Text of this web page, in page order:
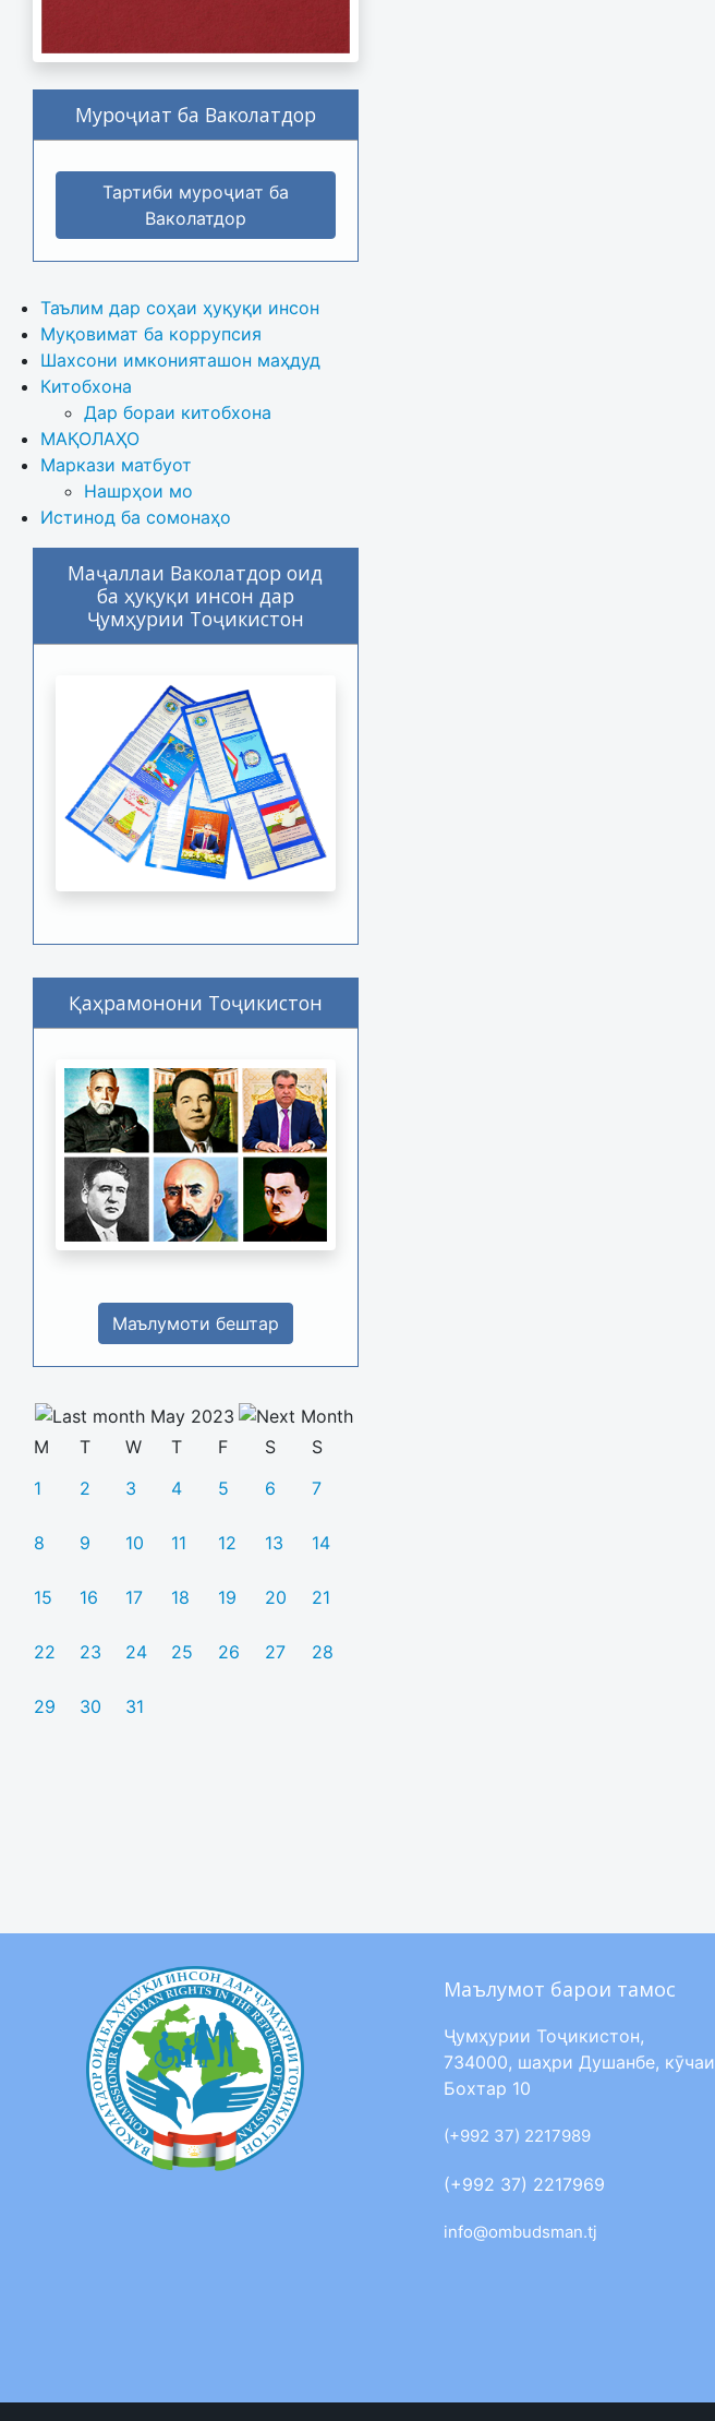
Муроҷиат ба Ваколатдор
Тартиби муроҷиат ба
Ваколатдор
Таълим дар соҳаи ҳуқуқи инсон
Муқовимат ба коррупсия
Шахсони имконияташон маҳдуд
Китобхона
Дар бораи китобхона
МАҚОЛАҲО
Маркази матбуот
Нашрҳои мо
Истинод ба сомонаҳо
Маҷаллаи Ваколатдор оид
ба ҳуқуқи инсон дар
Ҷумҳурии Тоҷикистон
Қаҳрамонони Тоҷикистон
Маълумоти бештар
May 2023
M
T W T F S
S
1
2 3 4 5 6 7
8 9 10 11 12 13 14
15 16 17 18 19 20 21
22 23 24 25 26 27 28
29 30 31
Маълумот барои тамос
Ҷумҳурии Тоҷикистон,
734000, шаҳри Душанбе, кӯчаи
Бохтар 10
(+992 37) 2217989
(+992 37) 2217969
info@ombudsman.tj